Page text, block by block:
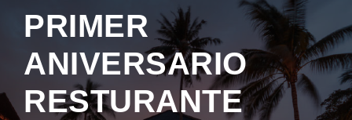
PRIMER
ANIVERSARIO
RESTURANTE